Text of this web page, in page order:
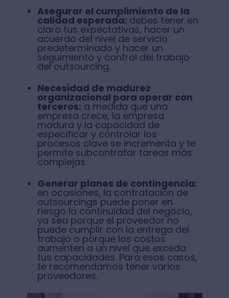
Asegurar el cumplimiento de la
calidad esperada: debes tener en
claro tus expectativas, hacer un
acuerdo del nivel de servicio
predeterminado y hacer un
seguimiento y control del trabajo
del outsourcing.
Necesidad de madurez
organizacional para operar con
terceros: a medida que una
empresa crece, la empresa
madura y la capacidad de
especificar y controlar los
procesos clave se incrementa y te
permite subcontratar tareas más
complejas.
Generar planes de contingencia:
en ocasiones, la contratación de
outsourcings puede poner en
riesgo la continuidad del negocio,
ya sea porque el proveedor no
puede cumplir con la entrega del
trabajo o porque los costos
aumenten a un nivel que exceda
tus capacidades. Para esos casos,
te recomendamos tener varios
proveedores.